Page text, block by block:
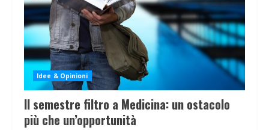
Idee & Opinioni
Il semestre filtro a Medicina: un ostacolo
più che un’opportunità